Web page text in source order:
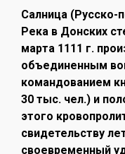
Салница (Русско-
Река в Донских
марта 1111 г.
объединенным
командованием
30 тыс. чел.) и
этого
свидетельству
своевременный